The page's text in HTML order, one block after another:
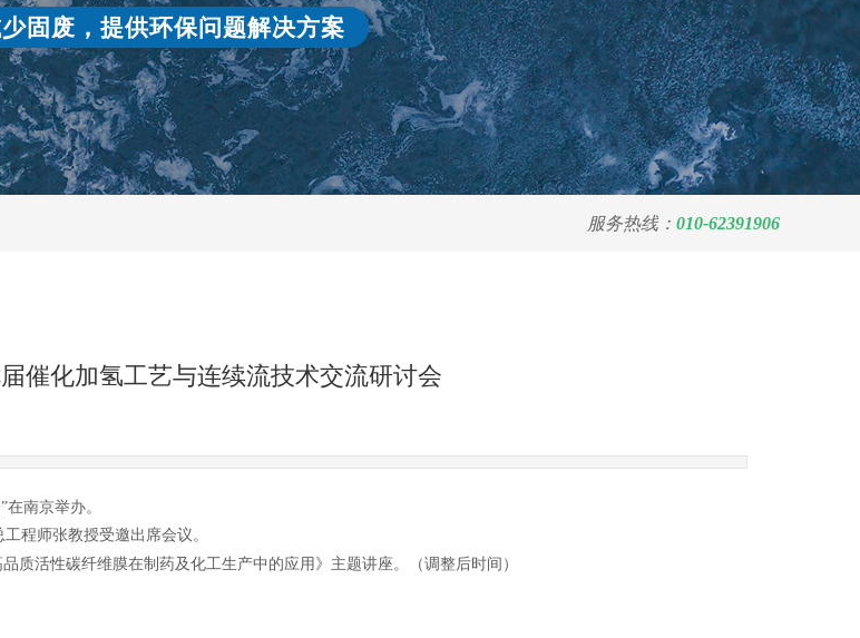
固废，提供环保问题解决方案
服务热线： 010-62391906
催化加氢工艺与连续流技术交流研讨会
”在南京举办。
程师张教授受邀出席会议。
质活性碳纤维膜在制药及化工生产中的应用》主题讲座。（调整后时间）